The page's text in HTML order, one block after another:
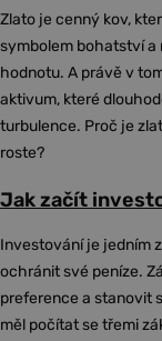
Zlato je cenný kov,
symbolem bohatství a
hodnotu. A právě v
aktivum, které
turbulence. Proč je
roste?
Jak začít
Investování je jedním
ochránit své peníze.
preference a stanovit
měl počítat se třemi